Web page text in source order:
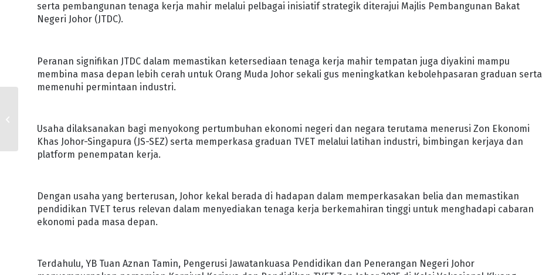
serta pembangunan tenaga kerja mahir melalui pelbagai inisiatif strategik diterajui Majlis Pembangunan Bakat
Negeri Johor (JTDC).
Peranan signifikan JTDC dalam memastikan ketersediaan tenaga kerja mahir tempatan juga diyakini mampu
membina masa depan lebih cerah untuk Orang Muda Johor sekali gus meningkatkan kebolehpasaran graduan serta
memenuhi permintaan industri.
Usaha dilaksanakan bagi menyokong pertumbuhan ekonomi negeri dan negara terutama menerusi Zon Ekonomi
Khas Johor-Singapura (JS-SEZ) serta memperkasa graduan TVET melalui latihan industri, bimbingan kerjaya dan
platform penempatan kerja.
Dengan usaha yang berterusan, Johor kekal berada di hadapan dalam memperkasakan belia dan memastikan
pendidikan TVET terus relevan dalam menyediakan tenaga kerja berkemahiran tinggi untuk menghadapi cabaran
ekonomi pada masa depan.
Terdahulu, YB Tuan Aznan Tamin, Pengerusi Jawatankuasa Pendidikan dan Penerangan Negeri Johor
JOHOR